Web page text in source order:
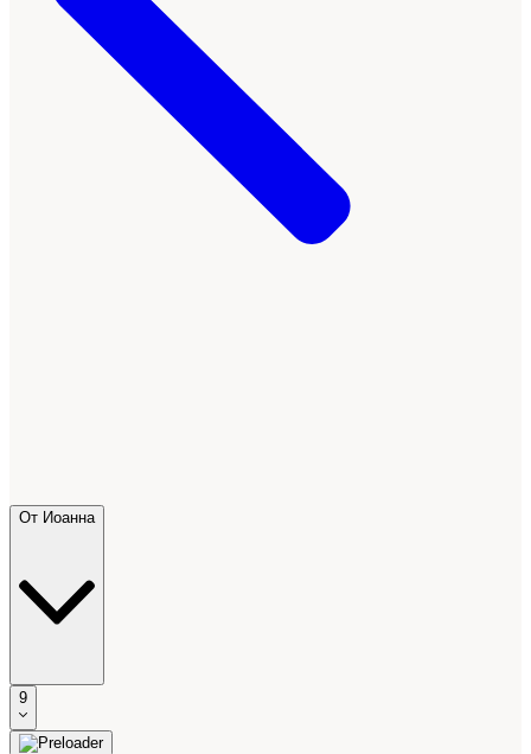
От Иоанна
9